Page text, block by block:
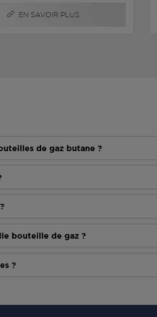
EN SAVOIR PLUS
de gaz butane ?
bouteille de gaz ?
?